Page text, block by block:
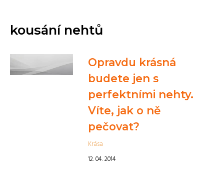
kousání nehtů
Opravdu krásná
budete jen s
perfektními nehty.
Víte, jak o ně
pečovat?
Krása
12. 04. 2014